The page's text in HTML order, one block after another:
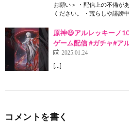
お願い＞ ・配信上の不備が
ください。 ・荒らしや誹謗
原神😃アルレッキーノ
ゲーム配信 #ガチャ#ア
2025.01.24
[…]
コメントを書く